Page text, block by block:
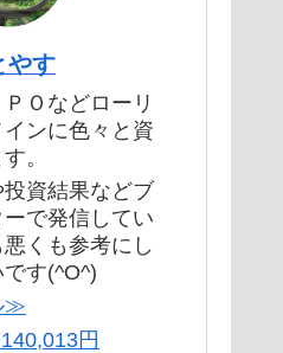
やす
Ｏなどローリ
ンに色々と資
。
資結果などブ
で発信してい
くも参考にし
す(^O^)
≫
円